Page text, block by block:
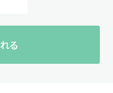
る